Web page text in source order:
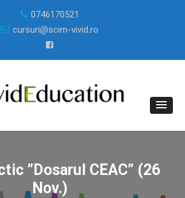
0746170521
cursuri@scim-vivid.ro
”Dosarul CEAC” (26
Nov.)